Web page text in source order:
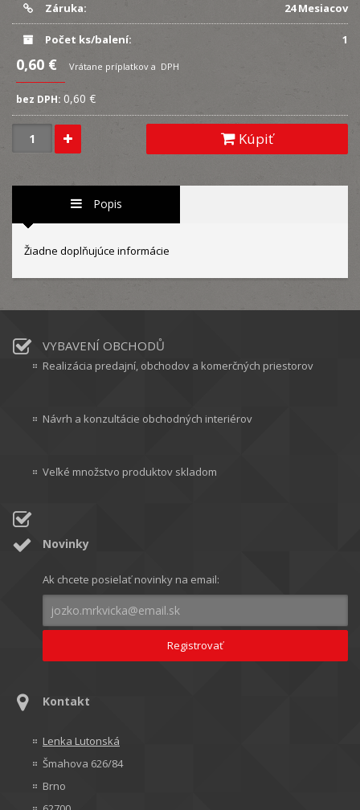
Záruka: 24 Mesiacov
Počet ks/balení: 1
0,60 € Vrátane príplatkov a DPH
bez DPH: 0,60 €
Kúpiť
Popis
Žiadne doplňujúce informácie
VYBAVENÍ OBCHODŮ
Realizácia predajní, obchodov a komerčných priestorov
Návrh a konzultácie obchodných interiérov
Veľké množstvo produktov skladom
Novinky
Ak chcete posielať novinky na email:
Kontakt
Lenka Lutonská
Šmahova 626/84
Brno